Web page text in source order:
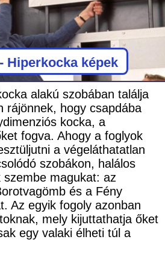
Hiperkocka képek
alakú szobában találja
rájönnek, hogy csapdába
kocka, a
fogva. Ahogy a foglyok
a végeláthatatlan
szobákon, halálos
szembe magukat: az
és a Fény
Az egyik fogoly azonban
mely kijuttathatja őket
egy valaki élheti túl a